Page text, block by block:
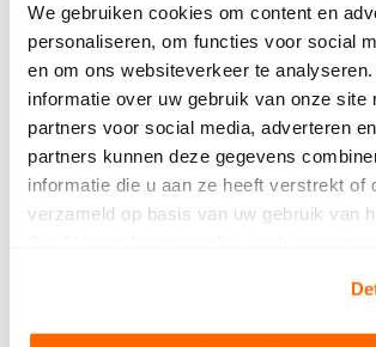
We gebruiken cookies om content en
personaliseren, om functies voor social
en om ons websiteverkeer te
informatie over uw gebruik van onze site
partners voor social media, adverteren
partners kunnen deze gegevens
informatie die u aan ze heeft verstrekt of
verzameld op basis van uw gebruik van
Een collega over zijn rol
aanjager van
Jezelf mogen zijn bij SintLucas, hoe
Anco geeft je een duidelijk beeld.
Lees zijn verhaal